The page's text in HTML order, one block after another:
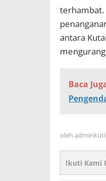
terhambat.
antara
Baca
oleh
Ikuti Kami